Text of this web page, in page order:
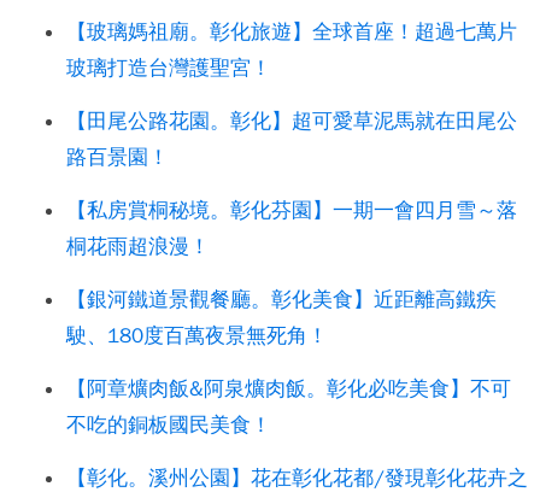
【玻璃媽祖廟。彰化旅遊】全球首座！超過七萬片
玻璃打造台灣護聖宮！
【田尾公路花園。彰化】超可愛草泥馬就在田尾公
路百景園！
【私房賞桐秘境。彰化芬園】一期一會四月雪～落
桐花雨超浪漫！
【銀河鐵道景觀餐廳。彰化美食】近距離高鐵疾
駛、180度百萬夜景無死角！
【阿章爌肉飯&阿泉爌肉飯。彰化必吃美食】不可
不吃的銅板國民美食！
【彰化。溪州公園】花在彰化花都/發現彰化花卉之